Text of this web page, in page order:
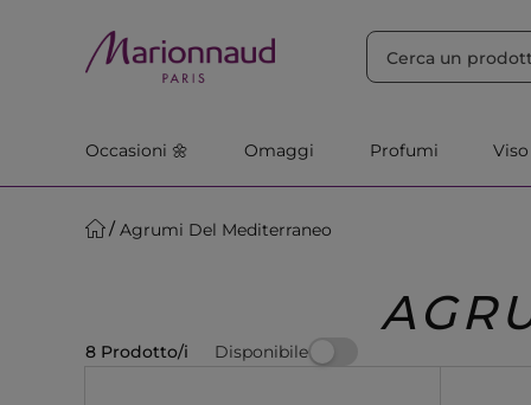
Occasioni 🌼 Omaggi Profumi Viso
Agrumi Del Mediterraneo
8 Prodotto/i Disponibile